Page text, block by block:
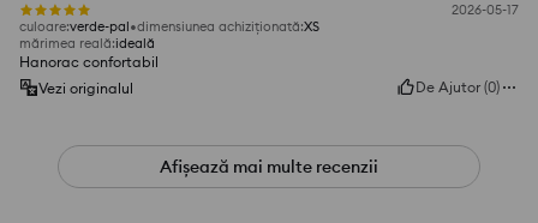
2026-05-17
culoare:verde-pal dimensiunea achiziționată:XS
mărimea reală:ideală
Hanorac confortabil
Vezi originalul
De Ajutor (0)
Afișează mai multe recenzii